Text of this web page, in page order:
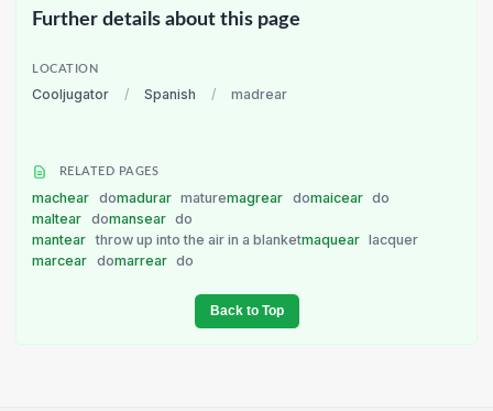
Further details about this page
LOCATION
Cooljugator / Spanish / madrear
RELATED PAGES
machear domadurar maturemagrear domaicear do
maltear domansear do
mantear throw up into the air in a blanketmaquear lacquer
marcear domarrear do
Back to Top